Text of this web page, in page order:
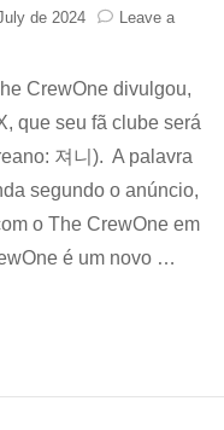
de 2024
Leave a
CrewOne divulgou,
que seu fã clube será
져니). A palavra
segundo o anúncio,
o The CrewOne em
é um novo …